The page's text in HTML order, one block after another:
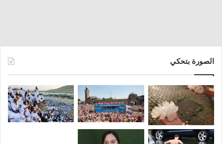
الصورة بتحكي